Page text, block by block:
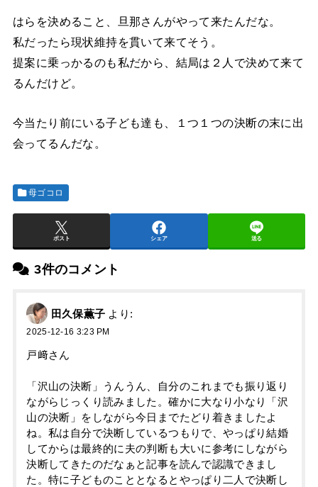
はらを決めること、旦那さんがやって来たんだな。
私だったら現状維持を貫いて来てそう。
提案に乗っかるのも私だから、結局は２人で決めて来て
るんだけど。
今当たり前にいる子ども達も、１つ１つの決断の末に出
会ってるんだな。
母ゴコロ
ポスト シェア 送る
3件のコメント
田久保薫子 より:
2025-12-16 3:23 PM
戸﨑さん
「沢山の決断」うんうん、自分のこれまでも振り返り
ながらじっくり読みました。確かに大なり小なり「沢
山の決断」をしながら今日までたどり着きましたよ
ね。私は自分で決断しているつもりで、やっぱり結婚
してからは最終的に夫の判断も大いに参考にしながら
決断してきたのだなぁと記事を読んで認識できまし
た。特に子どものこととなるとやっぱり二人で決断し